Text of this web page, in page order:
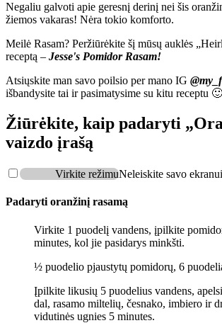
Negaliu galvoti apie geresnį derinį nei šis
žiemos vakaras! Nėra tokio komforto.
Meilė Rasam? Peržiūrėkite šį mūsų auklės
receptą – Jesse's Pomidor Rasam!
Atsiųskite man savo poilsio per mano IG
išbandysite tai ir pasimatysime su kitu receptu 🙂
Žiūrėkite, kaip padaryti
vaizdo įrašą
Virkite režimuNeleiskite savo
Padaryti oranžinį rasamą
Virkite 1 puodelį vandens, įpilkite
minutes, kol jie pasidarys minkšti.
½ puodelio pjaustytų pomidorų, 6
Įpilkite likusių 5 puodelius vandens,
dal, rasamo miltelių, česnako, imbiero ir
vidutinės ugnies 5 minutes.